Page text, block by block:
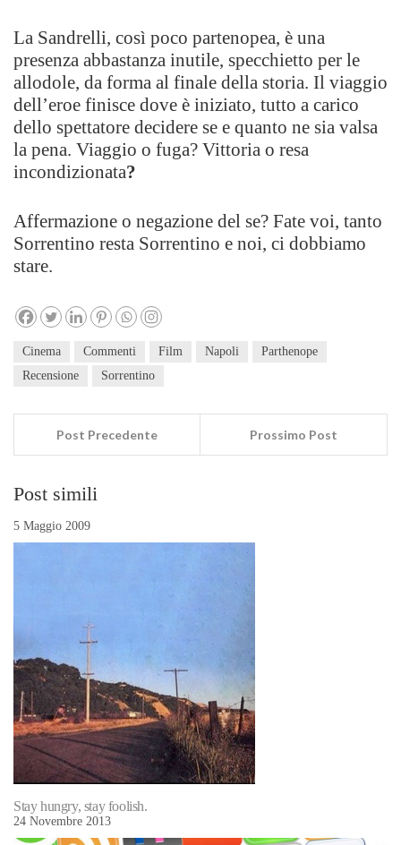
La Sandrelli, così poco partenopea, è una
presenza abbastanza inutile, specchietto per le
allodole, da forma al finale della storia. Il viaggio
dell’eroe finisce dove è iniziato, tutto a carico
dello spettatore decidere se e quanto ne sia valsa
la pena. Viaggio o fuga? Vittoria o resa
incondizionata?
Affermazione o negazione del se? Fate voi, tanto
Sorrentino resta Sorrentino e noi, ci dobbiamo
stare.
Cinema Commenti Film Napoli
Parthenope
Recensione
Sorrentino
Post Precedente Prossimo Post
Post simili
5 Maggio 2009
Stay hungry, stay foolish.
24 Novembre 2013